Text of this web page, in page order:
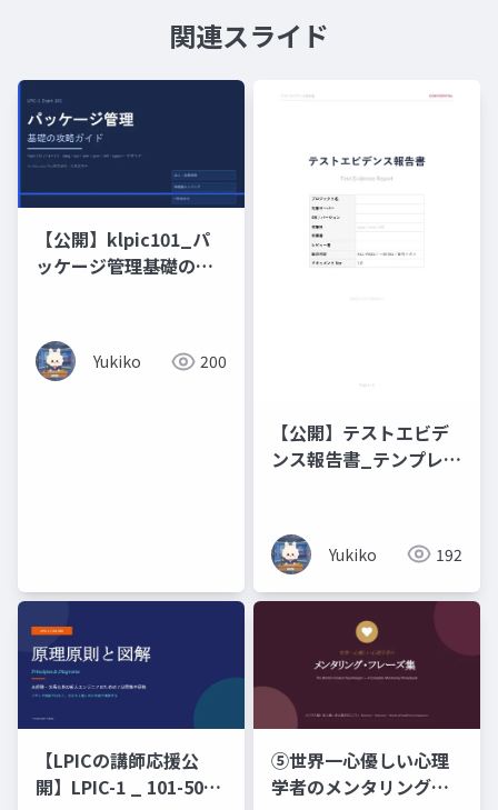
関連スライド
【公開】klpic101_パ
ッケージ管理基礎の攻
Yukiko 200
【公開】テストエビデ
ンス報告書_テンプレー
Yukiko 192
【LPICの講師応援公
開】LPIC-1 _ 101-500
⑤世界一心優しい心理
学者のメンタリング・